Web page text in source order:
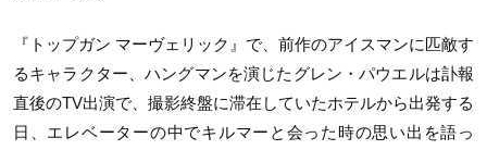
『トップガン マーヴェリック』で、前作のアイスマンに匹敵す
るキャラクター、ハングマンを演じたグレン・パウエルは訃報
直後のTV出演で、撮影終盤に滞在していたホテルから出発する
日、エレベーターの中でキルマーと会った時の思い出を語っ